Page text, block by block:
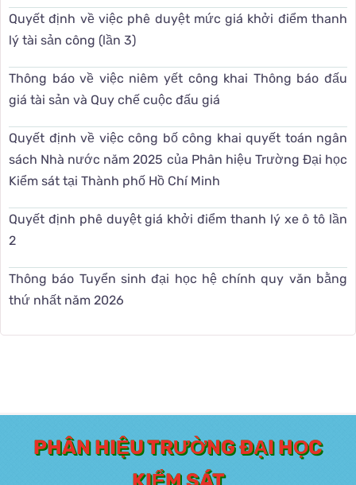
Quyết định về việc phê duyệt mức giá khởi điểm thanh
lý tài sản công (lần 3)
Thông báo về việc niêm yết công khai Thông báo đấu
giá tài sản và Quy chế cuộc đấu giá
Quyết định về việc công bố công khai quyết toán ngân
sách Nhà nước năm 2025 của Phân hiệu Trường Đại học
Kiểm sát tại Thành phố Hồ Chí Minh
Quyết định phê duyệt giá khởi điểm thanh lý xe ô tô lần
2
Thông báo Tuyển sinh đại học hệ chính quy văn bằng
thứ nhất năm 2026
PHÂN HIỆU TRƯỜNG ĐẠI HỌC